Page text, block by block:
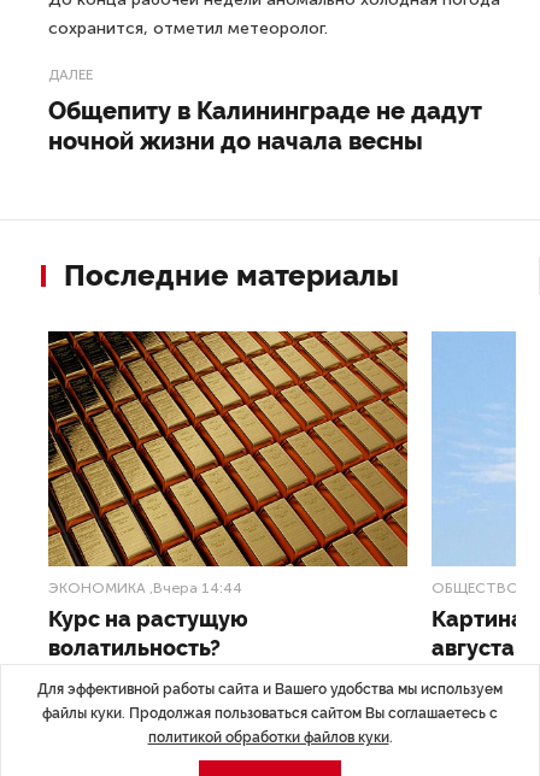
сохранится, отметил метеоролог.
ДАЛЕЕ
Общепиту в Калининграде не дадут
ночной жизни до начала весны
Последние материалы
ЭКОНОМИКА ,Вчера 14:44
Курс на растущую
волатильность?
Министерство финансов РФ наращивает покупку
золота в резервы.
ОБЩЕСТВО
Картина
августа
Рассказываем
и мире,
Для эффективной работы сайта и Вашего удобства мы используем
файлы куки. Продолжая пользоваться сайтом Вы соглашаетесь с
политикой обработки файлов куки.